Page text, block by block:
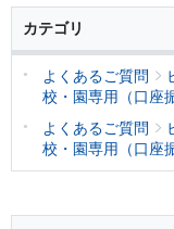
カテゴリ
よくあるご質問
校・園専用（口座
よくあるご質問
校・園専用（口座